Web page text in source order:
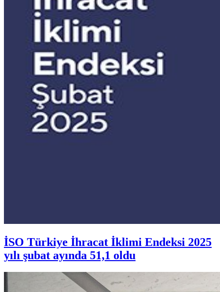
İSO Türkiye İhracat İklimi Endeksi 2025
yılı şubat ayında 51,1 oldu